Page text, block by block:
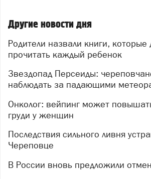
Другие новости дня
Родители назвали книги, которые должен
прочитать каждый ребенок
Звездопад Персеиды: череповчане смогут
наблюдать за падающими
Онколог: вейпинг может повышать риск рака
груди у женщин
Последствия сильного ливня устраняют в
Череповце
В России вновь предложили